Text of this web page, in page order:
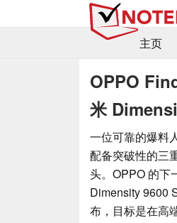
主页
OPPO
米
一位可靠的爆料
配备突破性的三
头。OPPO 的下
Dimensity 9600
布，目标是在高